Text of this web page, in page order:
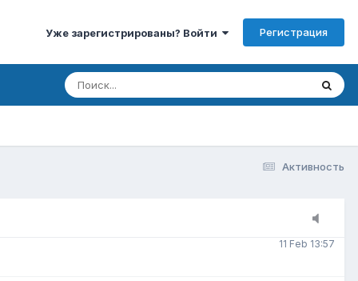
Уже зарегистрированы? Войти Регистрация
Активность
3 Jan 15:00
3 Feb 7:30
8 Feb 20:22
11 Feb 13:57